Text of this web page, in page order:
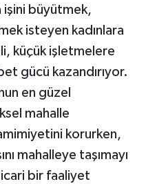
işini büyütmek,
isteyen kadınlara
küçük işletmelere
gücü kazandırıyor.
en güzel
mahalle
korurken,
mahalleye taşımayı
bir faaliyet